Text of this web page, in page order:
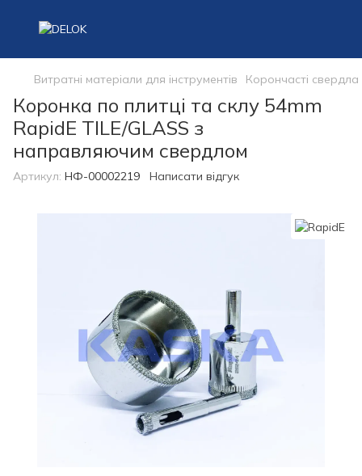
Витратні матеріали для інструментів Корончасті свердла
Коронка по плитці та склу 54mm
RapidE TILE/GLASS з
направляючим свердлом
Артикул: НФ-00002219 Написати відгук